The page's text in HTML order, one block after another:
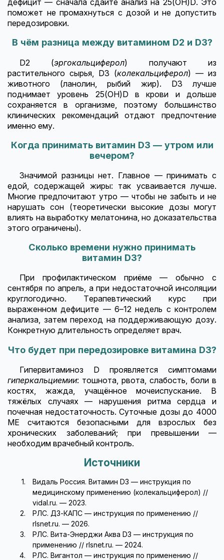
дефицит — сначала сдайте анализ на 25(OH)D. Это
поможет не промахнуться с дозой и не допустить
передозировки.
В чём разница между витамином D2 и D3?
D2 (эргокальциферол) получают из
растительного сырья, D3 (колекальциферол) — из
животного (ланолин, рыбий жир). D3 лучше
поднимает уровень 25(OH)D в крови и дольше
сохраняется в организме, поэтому большинство
клинических рекомендаций отдают предпочтение
именно ему.
Когда принимать витамин D3 — утром или
вечером?
Значимой разницы нет. Главное — принимать с
едой, содержащей жиры: так усваивается лучше.
Многие предпочитают утро — чтобы не забыть и не
нарушать сон (теоретически высокие дозы могут
влиять на выработку мелатонина, но доказательства
этого ограничены).
Сколько времени нужно принимать
витамин D3?
При профилактическом приёме — обычно с
сентября по апрель, а при недостаточной инсоляции
круглогодично. Терапевтический курс при
выраженном дефиците — 6–12 недель с контролем
анализа, затем переход на поддерживающую дозу.
Конкретную длительность определяет врач.
Что будет при передозировке витамина D3?
Гипервитаминоз D проявляется симптомами
гиперкальциемии: тошнота, рвота, слабость, боли в
костях, жажда, учащённое мочеиспускание. В
тяжёлых случаях — нарушения ритма сердца и
почечная недостаточность. Суточные дозы до 4000
МЕ считаются безопасными для взрослых без
хронических заболеваний; при превышении —
необходим врачебный контроль.
Источники
Видаль Россия. Витамин D3 — инструкция по
медицинскому применению (колекальциферол) //
vidal.ru. — 2023.
РЛС. Д3-КАПС — инструкция по применению //
rlsnet.ru. — 2026.
РЛС. Вита-Энерджи Аква D3 — инструкция по
применению // rlsnet.ru. — 2024.
РЛС. Вигантол — инструкция по применению //